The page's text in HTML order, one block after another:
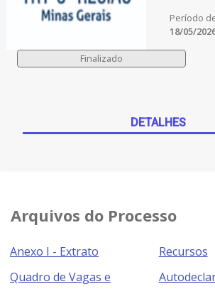
Período
18/05/
DETALHES
Arquivos do Processo
Anexo I - Extrato
Quadro de Vagas e
Recursos